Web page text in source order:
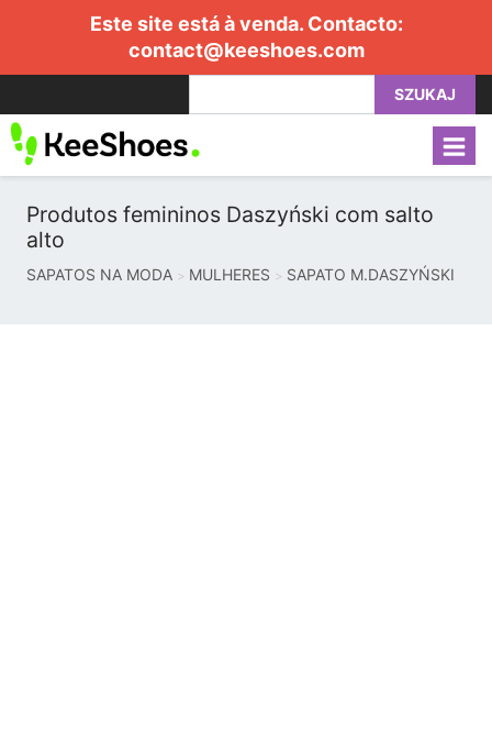
Este site está à venda. Contacto:
contact@keeshoes.com
SZUKAJ
Produtos femininos Daszyński com salto
alto
SAPATOS NA MODA MULHERES SAPATO M.DASZYŃSKI